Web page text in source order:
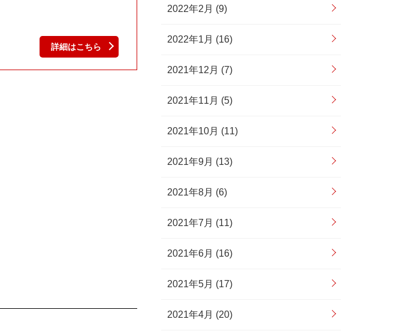
詳細はこちら
2022年2月 (9)
2022年1月 (16)
2021年12月 (7)
2021年11月 (5)
2021年10月 (11)
2021年9月 (13)
2021年8月 (6)
2021年7月 (11)
2021年6月 (16)
2021年5月 (17)
2021年4月 (20)